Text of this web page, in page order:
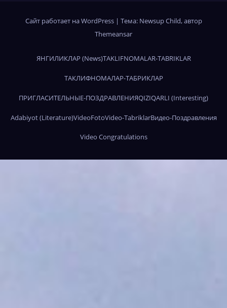
Сайт работает на WordPress | Тема: Newsup Child, автор
Themeansar
ЯНГИЛИКЛАР (News)TAKLIFNOMALAR-TABRIKLAR
ТАКЛИФНОМАЛАР-ТАБРИКЛАР
ПРИГЛАСИТЕЛЬНЫЕ-ПОЗДРАВЛЕНИЯQIZIQARLI (Interesting)
Adabiyot (Literature)VideoFotoVideo-TabriklarВидео-Поздравления
Video Congratulations